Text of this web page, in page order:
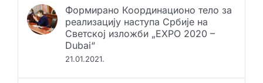
Формирано Координационо тело за
реализацију наступа Србије на
Светској изложби „EXPO 2020 –
Dubai“
21.01.2021.